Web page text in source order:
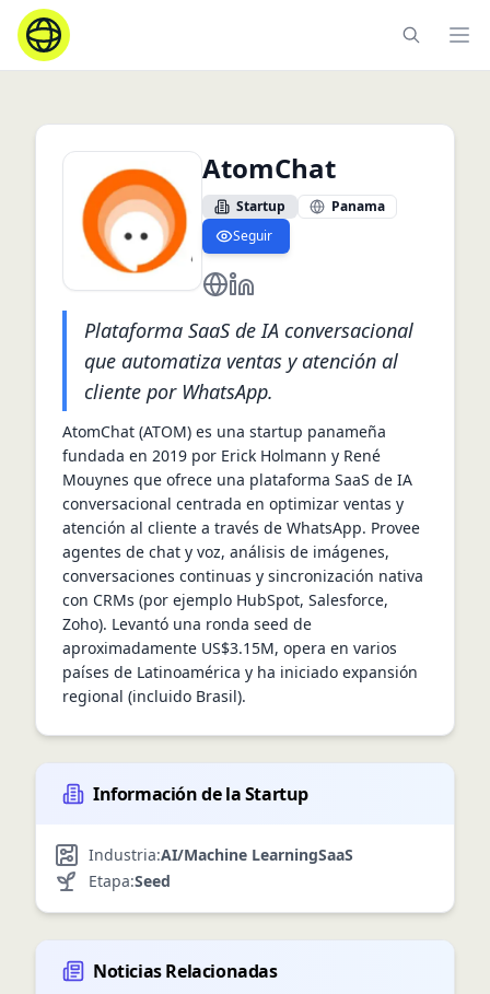
AtomChat
Startup
Panama
Seguir
https://atomchat.io/
https://www.linkedin.com/
Plataforma SaaS de IA conversacional
que automatiza ventas y atención al
cliente por WhatsApp.
AtomChat (ATOM) es una startup panameña
fundada en 2019 por Erick Holmann y René
Mouynes que ofrece una plataforma SaaS de IA
conversacional centrada en optimizar ventas y
atención al cliente a través de WhatsApp. Provee
agentes de chat y voz, análisis de imágenes,
conversaciones continuas y sincronización nativa
con CRMs (por ejemplo HubSpot, Salesforce,
Zoho). Levantó una ronda seed de
aproximadamente US$3.15M, opera en varios
países de Latinoamérica y ha iniciado expansión
regional (incluido Brasil).
Información de la Startup
Industria:AI/Machine LearningSaaS
Etapa:Seed
Noticias Relacionadas